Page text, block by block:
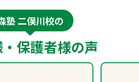
塾 二俣川校の
保護者様の声